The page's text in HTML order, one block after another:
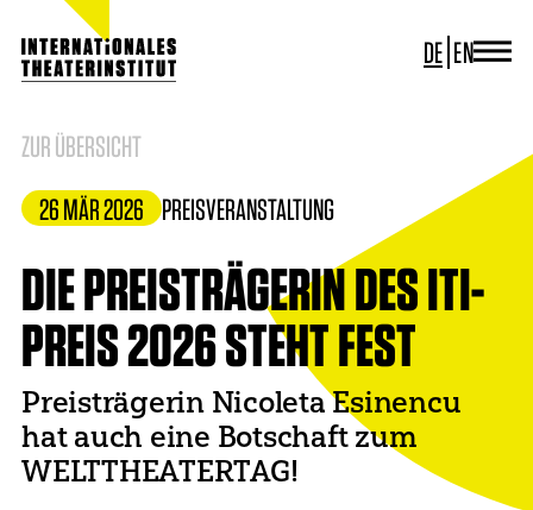
DE EN
ITI GERMANY
ITI WORLDWIDE
ZUR ÜBERSICHT
26 MÄR 2026 PREISVERANSTALTUNG
DIE PREISTRÄGERIN DES ITI-
PREIS 2026 STEHT FEST
Preisträgerin Nicoleta Esinencu
hat auch eine Botschaft zum
WELTTHEATERTAG!